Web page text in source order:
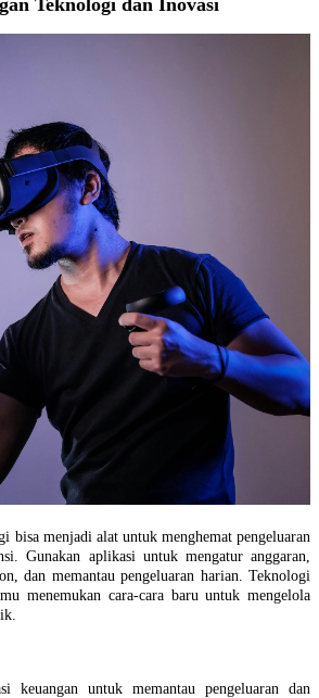
menjadi alat untuk menghemat pengeluaran
Gunakan aplikasi untuk mengatur anggaran,
dan memantau pengeluaran harian. Teknologi
menemukan cara-cara baru untuk mengelola
keuangan untuk memantau pengeluaran dan